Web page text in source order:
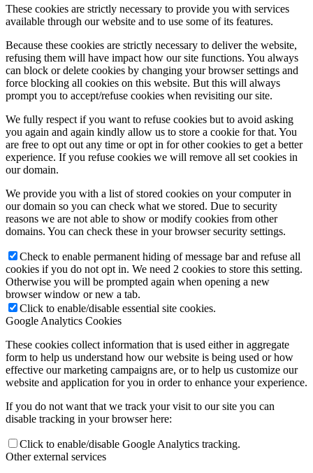
These cookies are strictly necessary to provide you with services
available through our website and to use some of its features.
Because these cookies are strictly necessary to deliver the website,
refusing them will have impact how our site functions. You always
can block or delete cookies by changing your browser settings and
force blocking all cookies on this website. But this will always
prompt you to accept/refuse cookies when revisiting our site.
We fully respect if you want to refuse cookies but to avoid asking
you again and again kindly allow us to store a cookie for that. You
are free to opt out any time or opt in for other cookies to get a better
experience. If you refuse cookies we will remove all set cookies in
our domain.
We provide you with a list of stored cookies on your computer in
our domain so you can check what we stored. Due to security
reasons we are not able to show or modify cookies from other
domains. You can check these in your browser security settings.
Check to enable permanent hiding of message bar and refuse all
cookies if you do not opt in. We need 2 cookies to store this setting.
Otherwise you will be prompted again when opening a new
browser window or new a tab.
Click to enable/disable essential site cookies.
Google Analytics Cookies
These cookies collect information that is used either in aggregate
form to help us understand how our website is being used or how
effective our marketing campaigns are, or to help us customize our
website and application for you in order to enhance your experience.
If you do not want that we track your visit to our site you can
disable tracking in your browser here:
Click to enable/disable Google Analytics tracking.
Other external services